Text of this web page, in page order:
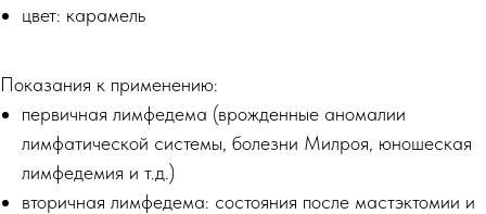
цвет: карамель
Показания к применению:
первичная лимфедема (врожденные аномалии
лимфатической системы, болезни Милроя, юношеская
лимфедемия и т.д.)
вторичная лимфедема: состояния после мастэктомии и